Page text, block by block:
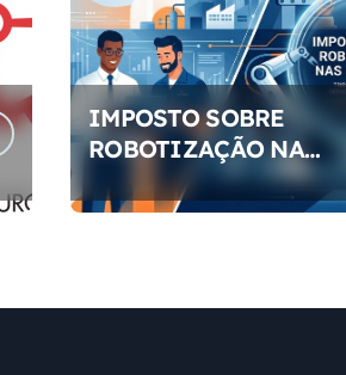
IMPOSTO SOBRE
ROBOTIZAÇÃO NAS
EMPRESAS